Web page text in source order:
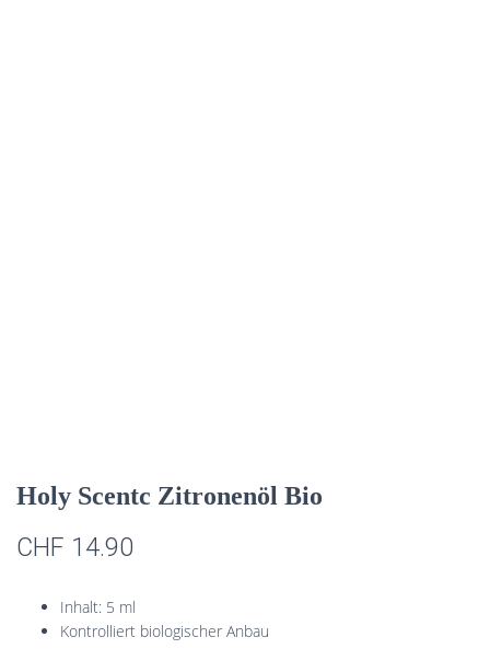
Holy Scentc Zitronenöl Bio
CHF 14.90
Inhalt: 5 ml
Kontrolliert biologischer Anbau